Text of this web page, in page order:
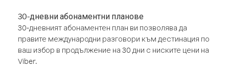
30-дневни абонаментни планове
30-дневният абонаментен план ви позволява да
правите международни разговори към дестинация по
ваш избор в продължение на 30 дни с ниските цени на
Viber.